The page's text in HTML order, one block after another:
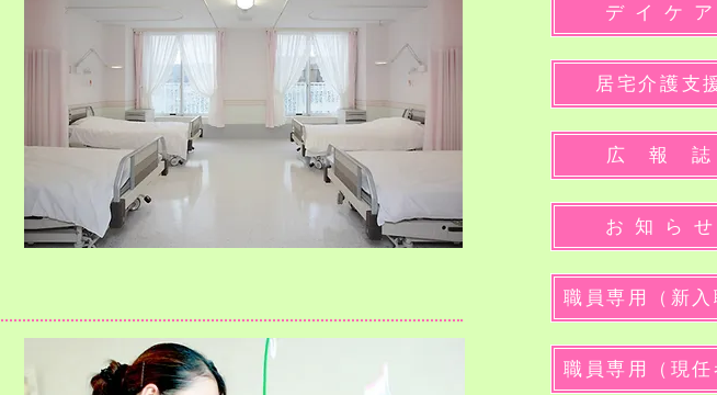
デ イ ケ ア
居宅介護支
広 報 誌
お 知 ら せ
職員専用（新
職員専用（現